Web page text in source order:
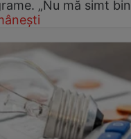
„Nu mă simt